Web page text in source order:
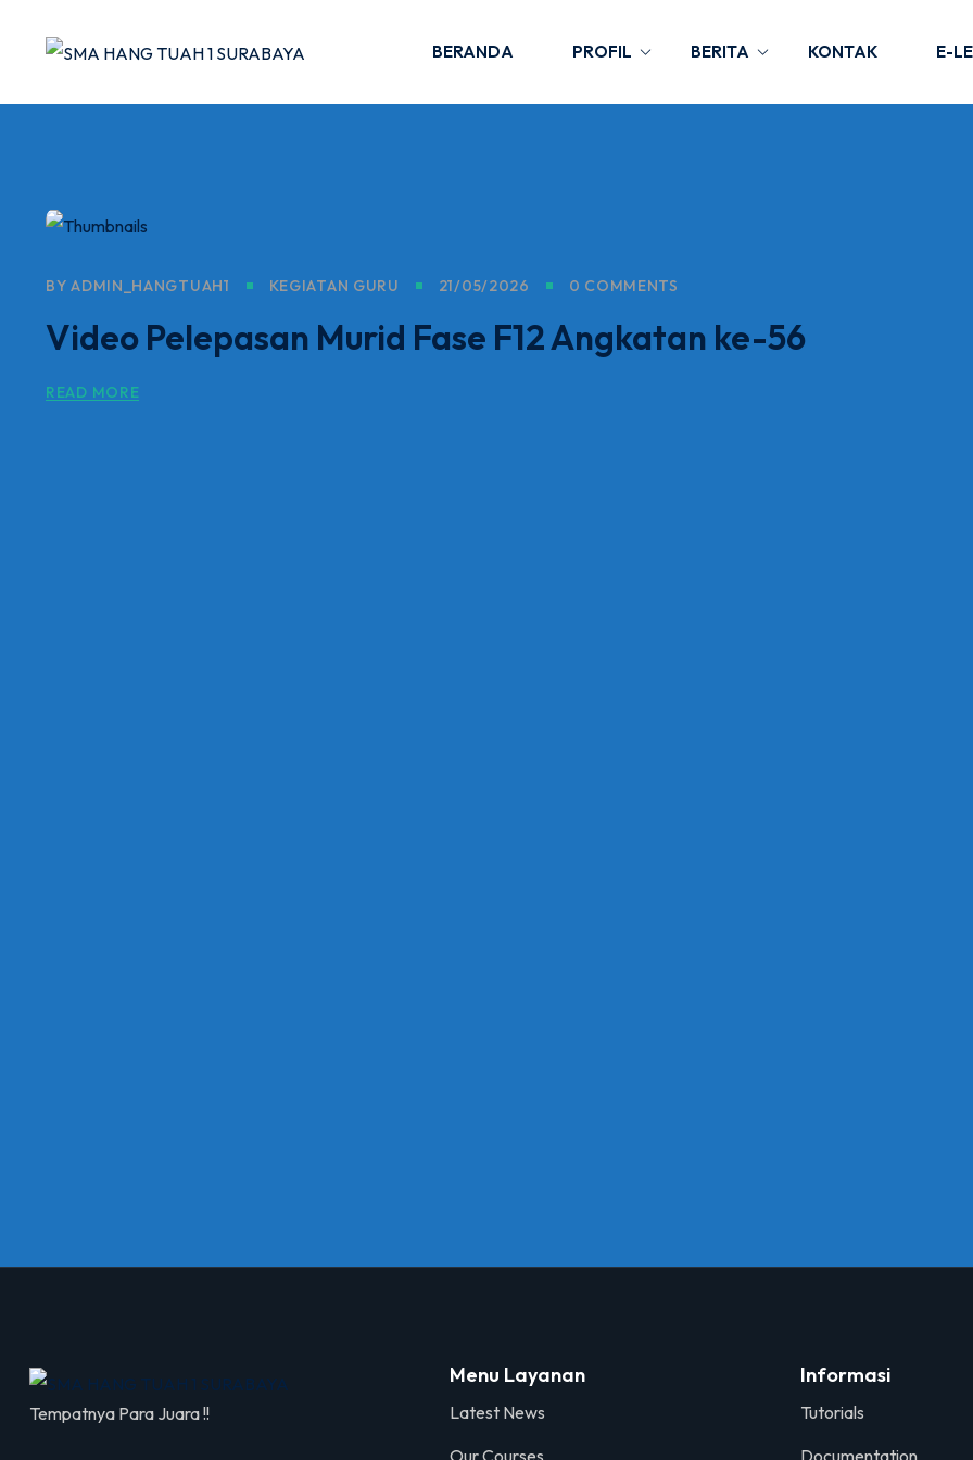
BERANDA PROFIL BERITA KONTAK E-
BYADMIN_HANGTUAH1 KEGIATAN GURU 21/05/2026 0 COMMENTS
Video Pelepasan Murid Fase F12 Angkatan ke-56
READ MORE
Tempatnya Para Juara !!
Menu Layanan
Latest News
Our Courses
Informasi
Tutorials
Documentation